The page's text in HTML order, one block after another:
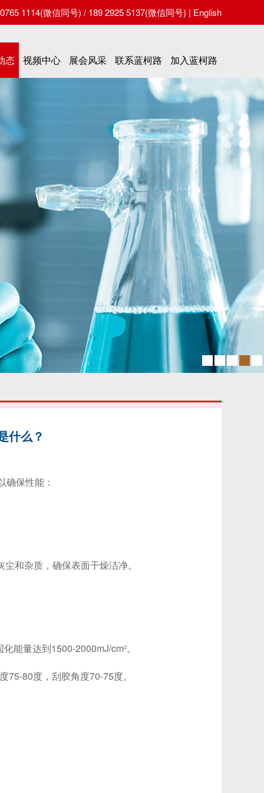
1114(微信同号) / 189 2925 5137(微信同号) | English
态 视频中心 展会风采 联系蓝柯路 加入蓝柯路
什么？
保性能：
杂质，确保表面干燥洁净。
量达到1500-2000mJ/cm²。
80度，刮胶角度70-75度。